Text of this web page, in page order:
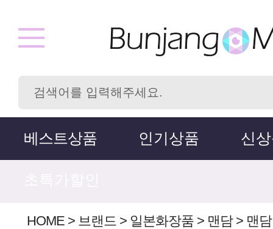
베스트상품 인기상품 신
HOME > 브랜드 > 일본화장품 > 맨담>